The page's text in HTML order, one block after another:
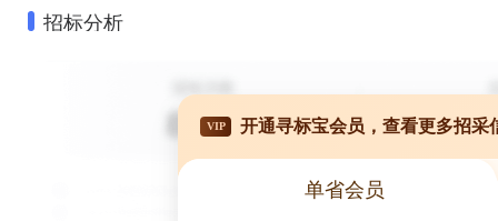
招标分析
VIP 开通寻标宝会员，查看更多招采
单省会员